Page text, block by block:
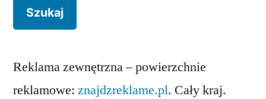
Reklama zewnętrzna – powierzchnie
reklamowe: znajdzreklame.pl. Cały kraj.